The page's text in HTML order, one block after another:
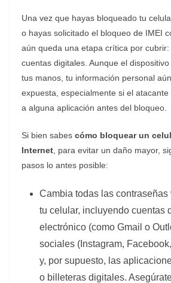
Una vez que hayas bloqueado tu
o hayas solicitado el bloqueo de IMEI
aún queda una etapa crítica por
cuentas digitales. Aunque el
tus manos, tu información personal
expuesta, especialmente si el
a alguna aplicación antes del bloqueo.
Si bien sabes cómo bloquear un
Internet , para evitar un daño mayor,
pasos lo antes posible:
Cambia todas las contraseñas
tu celular, incluyendo cuentas
electrónico (como Gmail o
sociales (Instagram,
y, por supuesto, las
o billeteras digitales.